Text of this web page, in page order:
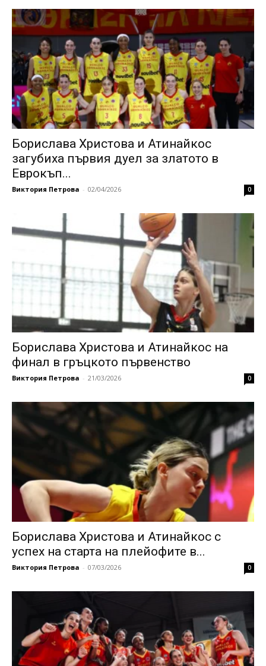
Борислава Христова и Атинайкос
загубиха първия дуел за златото в
Еврокъп...
Виктория Петрова - 02/04/2026 0
Борислава Христова и Атинайкос на
финал в гръцкото първенство
Виктория Петрова - 21/03/2026 0
Борислава Христова и Атинайкос с
успех нa старта на плейофите в...
Виктория Петрова - 07/03/2026 0